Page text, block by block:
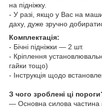
на підніжку.
- У разі, якщо у Вас на
даху, дуже зручно
Комплектація:
- Бічні підніжки — 2 шт.
- Кріплення
гайки тощо)
- Інструкція щодо
З чого зроблені ці
— Основна силова